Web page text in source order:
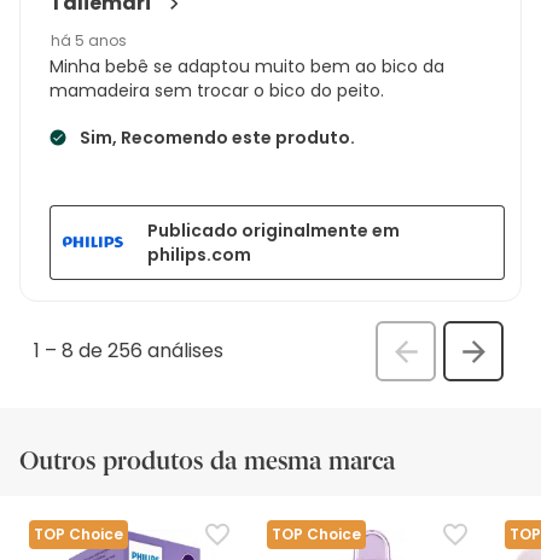
há 5 anos
Minha bebê se adaptou muito bem ao bico da
mamadeira sem trocar o bico do peito.
Sim, Recomendo este produto.
Publicado originalmente em
philips.com
1 – 8 de 256 análises
Anterior
Outros produtos da mesma marca
TOP Choice TOP Choice